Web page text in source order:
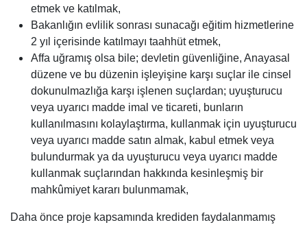
etmek ve katılmak,
Bakanlığın evlilik sonrası sunacağı eğitim hizmetlerine
2 yıl içerisinde katılmayı taahhüt etmek,
Affa uğramış olsa bile; devletin güvenliğine, Anayasal
düzene ve bu düzenin işleyişine karşı suçlar ile cinsel
dokunulmazlığa karşı işlenen suçlardan; uyuşturucu
veya uyarıcı madde imal ve ticareti, bunların
kullanılmasını kolaylaştırma, kullanmak için uyuşturucu
veya uyarıcı madde satın almak, kabul etmek veya
bulundurmak ya da uyuşturucu veya uyarıcı madde
kullanmak suçlarından hakkında kesinleşmiş bir
mahkûmiyet kararı bulunmamak,
Daha önce proje kapsamında krediden faydalanmamış